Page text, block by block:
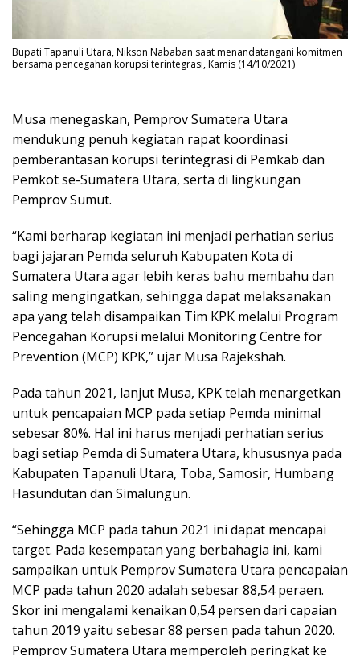
Bupati Tapanuli Utara, Nikson Nababan saat menandatangani komitmen
bersama pencegahan korupsi terintegrasi, Kamis (14/10/2021)
Musa menegaskan, Pemprov Sumatera Utara
mendukung penuh kegiatan rapat koordinasi
pemberantasan korupsi terintegrasi di Pemkab dan
Pemkot se-Sumatera Utara, serta di lingkungan
Pemprov Sumut.
“Kami berharap kegiatan ini menjadi perhatian serius
bagi jajaran Pemda seluruh Kabupaten Kota di
Sumatera Utara agar lebih keras bahu membahu dan
saling mengingatkan, sehingga dapat melaksanakan
apa yang telah disampaikan Tim KPK melalui Program
Pencegahan Korupsi melalui Monitoring Centre for
Prevention (MCP) KPK,” ujar Musa Rajekshah.
Pada tahun 2021, lanjut Musa, KPK telah menargetkan
untuk pencapaian MCP pada setiap Pemda minimal
sebesar 80%. Hal ini harus menjadi perhatian serius
bagi setiap Pemda di Sumatera Utara, khususnya pada
Kabupaten Tapanuli Utara, Toba, Samosir, Humbang
Hasundutan dan Simalungun.
“Sehingga MCP pada tahun 2021 ini dapat mencapai
target. Pada kesempatan yang berbahagia ini, kami
sampaikan untuk Pemprov Sumatera Utara pencapaian
MCP pada tahun 2020 adalah sebesar 88,54 peraen.
Skor ini mengalami kenaikan 0,54 persen dari capaian
tahun 2019 yaitu sebesar 88 persen pada tahun 2020.
Pemprov Sumatera Utara memperoleh peringkat ke